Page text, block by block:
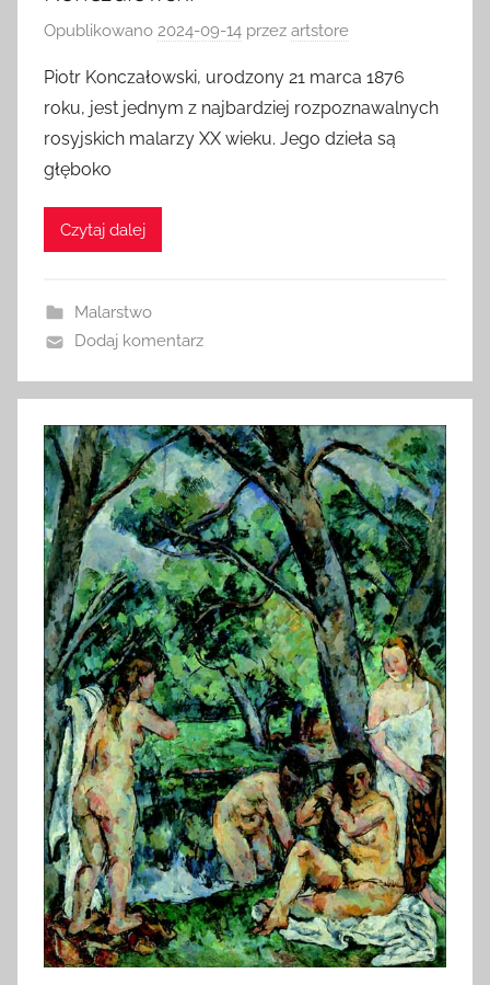
Opublikowano 2024-09-14 przez artstore
Piotr Konczałowski, urodzony 21 marca 1876
roku, jest jednym z najbardziej rozpoznawalnych
rosyjskich malarzy XX wieku. Jego dzieła są
głęboko
Czytaj dalej
Malarstwo
Dodaj komentarz